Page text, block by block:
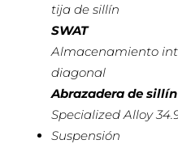
tija de sillín
SWAT
Almacenamiento
diagonal
Abrazadera de sillín
Specialized Alloy
Suspensión